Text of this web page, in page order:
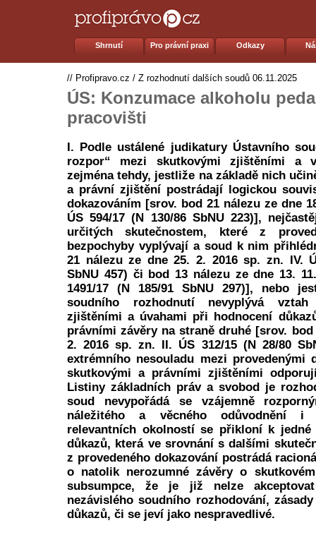
Shrnutí Pro právní praxi Odkazy
// Profipravo.cz / Z rozhodnutí dalších soudů 06.11.2025
ÚS: Konzumace alkoholu
pracovišti
I. Podle ustálené judikatury Ústavního
rozpor“ mezi skutkovými zjištěními a
zejména tehdy, jestliže na základě nich
a právní zjištění postrádají logickou
dokazováním [srov. bod 21 nálezu ze dne
ÚS 594/17 (N 130/86 SbNU 223)],
určitých skutečnostem, které z
bezpochyby vyplývají a soud k nim
21 nálezu ze dne 25. 2. 2016 sp. zn. IV.
SbNU 457) či bod 13 nálezu ze dne 13.
1491/17 (N 185/91 SbNU 297)], nebo
soudního rozhodnutí nevyplývá
zjištěními a úvahami při hodnocení
právními závěry na straně druhé [srov. bod
2. 2016 sp. zn. II. ÚS 312/15 (N 28/80
extrémního nesouladu mezi provedenými
skutkovými a právními zjištěními
Listiny základních práv a svobod je
soud nevypořádá se vzájemně
náležitého a věcného odůvodnění i
relevantních okolností se přikloní k jedné
důkazů, která ve srovnání s dalšími
z provedeného dokazování postrádá
o natolik nerozumné závěry o
subsumpce, že je již nelze
nezávislého soudního rozhodování,
důkazů, či se jeví jako nespravedlivé.